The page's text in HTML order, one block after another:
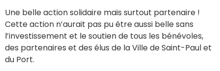
Une belle action solidaire mais surtout partenaire !
Cette action n’aurait pas pu être aussi belle sans
l’investissement et le soutien de tous les bénévoles,
des partenaires et des élus de la Ville de Saint-Paul et
du Port.